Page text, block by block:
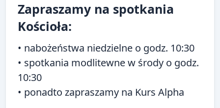
screen-
reader-
Zapraszamy na spotkania
Kościoła:
• nabożeństwa niedzielne o godz. 10:30
• spotkania modlitewne w środy o godz.
10:30
• ponadto zapraszamy na Kurs Alpha